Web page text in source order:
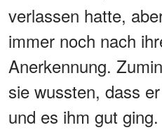
verlassen hatte,
immer noch nach
Anerkennung.
sie wussten, dass
und es ihm gut ging.